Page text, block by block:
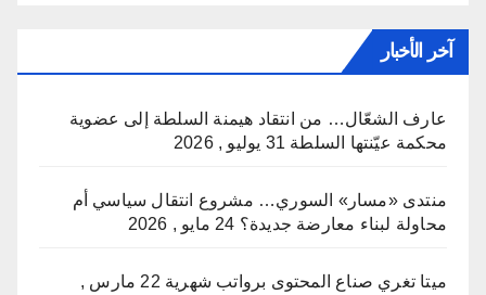
آخر الأخبار
عارف الشعّال… من انتقاد هيمنة السلطة إلى عضوية
محكمة عيّنتها السلطة 31 يوليو , 2026
منتدى «مسار» السوري… مشروع انتقال سياسي أم
محاولة لبناء معارضة جديدة؟ 24 مايو , 2026
ميتا تغري صناع المحتوى برواتب شهرية
22 مارس ,